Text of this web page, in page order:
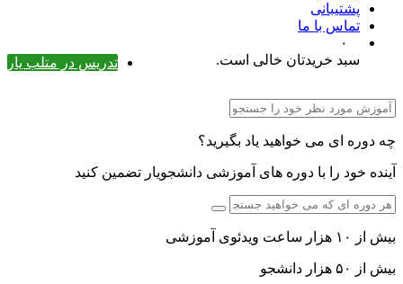
پشتیبانی
تماس با ما
۰
تدریس در متلب یار
سبد خریدتان خالی است.
چه دوره ای می خواهید یاد بگیرید؟
آینده خود را با دوره های آموزشی دانشجویار تضمین کنید
بیش از ۱۰ هزار ساعت ویدئوی آموزشی
بیش از ۵۰ هزار دانشجو